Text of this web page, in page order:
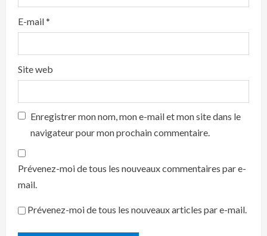
E-mail*
Site web
Enregistrer mon nom, mon e-mail et mon site dans le
navigateur pour mon prochain commentaire.
Prévenez-moi de tous les nouveaux commentaires par e-
mail.
Prévenez-moi de tous les nouveaux articles par e-mail.